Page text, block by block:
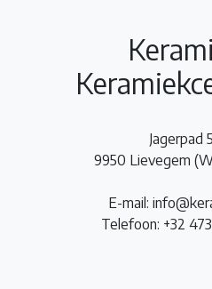
Jagerpad
9950 Lievegem
E-mail:
Telefoon: +32